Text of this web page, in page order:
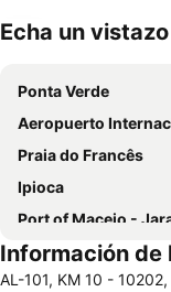
Echa un
Ponta Verde
Aeropuerto Internacional Zumbi
Praia do Francês
Ipioca
Port of Maceio -
Información de
AL-101, KM 10 -